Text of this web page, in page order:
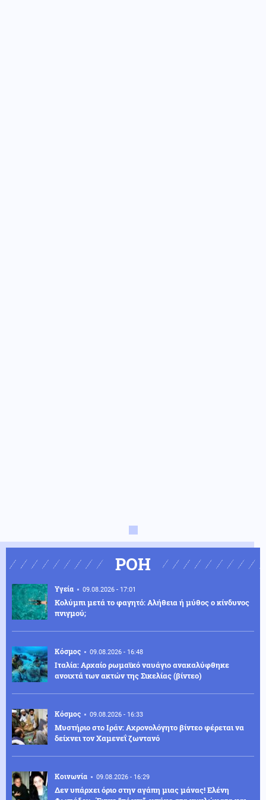
ΡΟΗ
Υγεία 09.08.2026 - 17:01
Κολύμπι μετά το φαγητό: Αλήθεια ή μύθος ο κίνδυνος
πνιγμού;
Κόσμος 09.08.2026 - 16:48
Ιταλία: Αρχαίο ρωμαϊκό ναυάγιο ανακαλύφθηκε
ανοιχτά των ακτών της Σικελίας (βίντεο)
Κόσμος 09.08.2026 - 16:33
Μυστήριο στο Ιράν: Αχρονολόγητο βίντεο φέρεται να
δείχνει τον Χαμενεΐ ζωντανό
Κοινωνία 09.08.2026 - 16:29
Δεν υπάρχει όριο στην αγάπη μιας μάνας! Ελένη